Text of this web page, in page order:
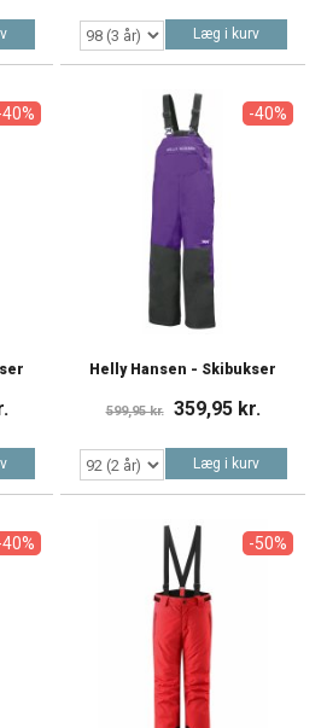
Læg i kurv
-40%
Helly Hansen - Skibukser
599,95 kr. 359,95 kr.
Læg i kurv
-50%